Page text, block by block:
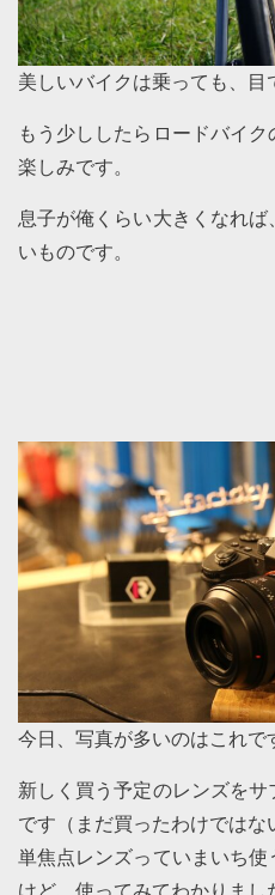
美しいバイクは乗っても、目
もう少ししたらロードバイク
楽しみです。
息子が俺くらい大きくなれ
いものです。
今日、写真が多いのはこれ
新しく買う予定のレンズを
です（まだ買ったわけではな
単焦点レンズっていまいち